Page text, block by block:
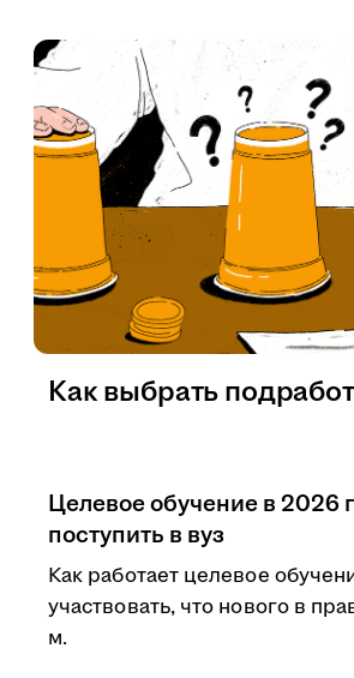
Как выбрать
Целевое обучение в 2026
поступить в вуз
Как работает целевое
участвовать, что нового в
м.